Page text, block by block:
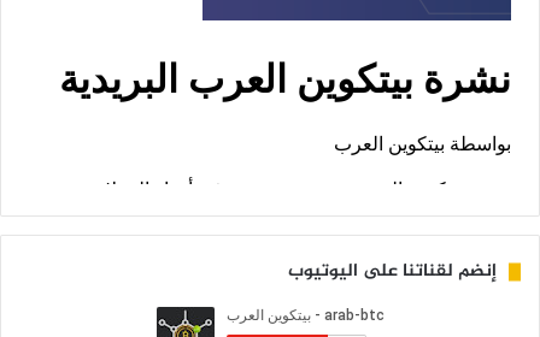
إنضم لقناتنا على اليوتيوب